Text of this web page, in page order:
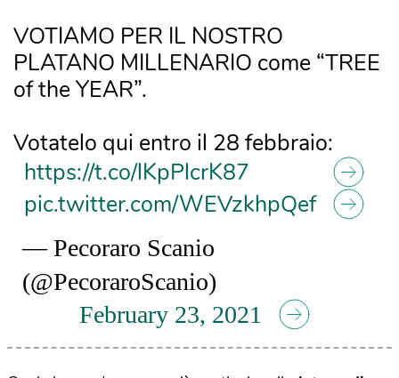
VOTIAMO PER IL NOSTRO
PLATANO MILLENARIO come “TREE
of the YEAR”.
Votatelo qui entro il 28 febbraio:
https://t.co/lKpPlcrK87
pic.twitter.com/WEVzkhpQef
— Pecoraro Scanio
(@PecoraroScanio)
February 23, 2021